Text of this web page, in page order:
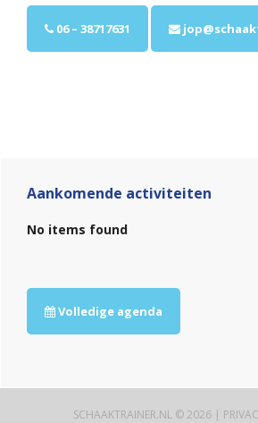
06 – 38717631
Sidebar
Aankomende activiteiten
No items found
Volledige agenda
SCHAAKTRAINER.NL © 2026 |